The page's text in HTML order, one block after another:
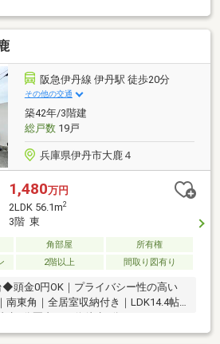
阪急伊丹線 伊丹駅 徒歩20分
その他の交通
築42年/3階建
総戸数19戸
兵庫県伊丹市大鹿４
1,480万円
2LDK 56.1m2
3階 東
角部屋
所有権
2階以上 間取り図有り
頭金0円OK｜プライバシー性の高い
南東角｜全居室収納付き｜LDK14.4帖